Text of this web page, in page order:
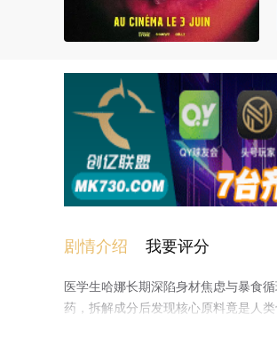
剧情介绍 我要评分
医学生哈娜长期深陷身材焦虑与暴食
药，拆解成分后发现核心原料竟是人
灰制作减肥药。随着体重持续下降，